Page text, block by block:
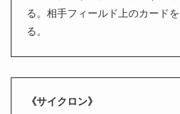
る。相手フィールド上のカード
る。
《サイクロン》